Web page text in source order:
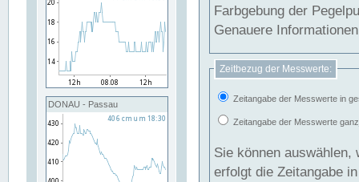
DONAU - Passau
Farbgebung der
Genauere
Zeitbezug der Messwerte:
Zeitangabe der Messwerte in
Zeitangabe der Messwerte
Sie können auswählen,
erfolgt die Zeitangabe